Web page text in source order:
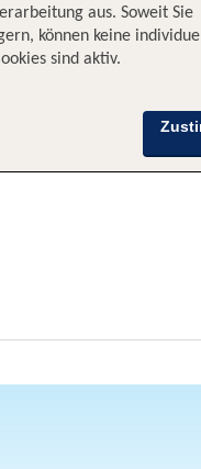
Bewertungen
aus. Soweit Sie
können keine
sind aktiv.